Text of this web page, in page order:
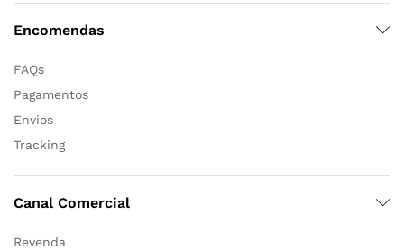
Encomendas
FAQs
Pagamentos
Envios
Tracking
Canal Comercial
Revenda